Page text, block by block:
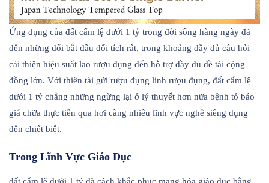
Ứng dụng của đất cẩm lệ dưới 1 tỷ trong đời sống hàng ngày đã
đến những đổi bắt đầu đổi tích rất, trong khoảng đầy đủ câu hỏi
cải thiện hiệu suất lao rượu đụng đến hỗ trợ đầy đủ đề tài cộng
đồng lớn. Với thiên tài gửi rượu đụng linh rượu đụng, đất cẩm lệ
dưới 1 tỷ chẳng những ngừng lại ở lý thuyết hơn nữa bệnh tỏ báo
giá chữa thực tiễn qua hơi càng nhiều lĩnh vực nghề siêng dụng
đến chiết biệt.
Trong Lĩnh Vực Giáo Dục